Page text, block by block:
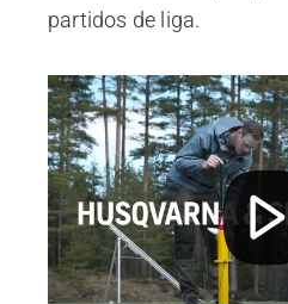
partidos de liga.